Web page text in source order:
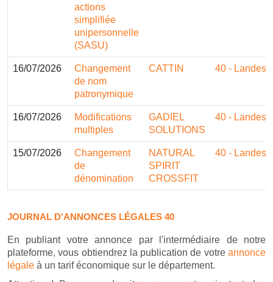
actions
simplifiée
unipersonnelle
(SASU)
16/07/2026
Changement
de nom
patronymique
CATTIN 40 - Landes
16/07/2026
Modifications
multiples
GADIEL
SOLUTIONS
40 - Landes
15/07/2026
Changement
de
dénomination
NATURAL
SPIRIT
CROSSFIT
40 - Landes
JOURNAL D'ANNONCES LÉGALES 40
En publiant votre annonce par l'intermédiaire de notre
plateforme, vous obtiendrez la publication de votre annonce
légale à un tarif économique sur le département.